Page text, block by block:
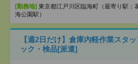
[勤務地] 東京都江戸川区臨海町（最寄り駅：
海公園駅）
【週2日だけ】倉庫内軽作業スタ
ック・検品[派遣]